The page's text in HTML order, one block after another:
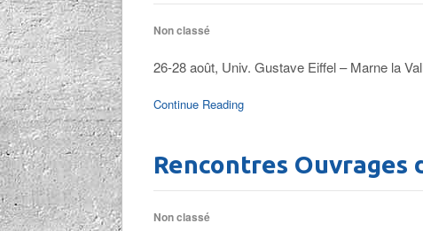
Non classé
26-28 août, Univ. Gustave Eiffel – Marne la
Continue Reading
Rencontres Ouvrages
Non classé